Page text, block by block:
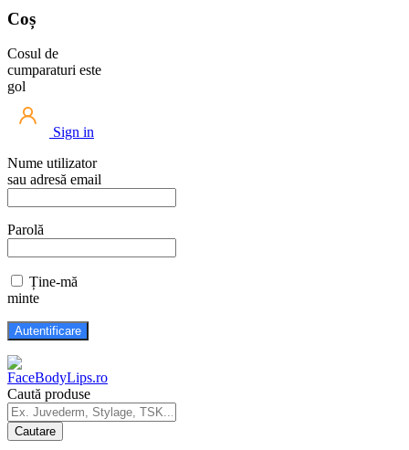
Coș
Cosul de
cumparaturi este
gol
Sign in
Nume utilizator
sau adresă email
Parolă
Ține-mă
minte
Caută produse